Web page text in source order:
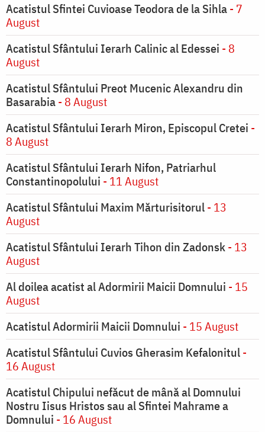
Acatistul Sfintei Cuvioase Teodora de la Sihla- 7
August
Acatistul Sfântului Ierarh Calinic al Edessei - 8
August
Acatistul Sfântului Preot Mucenic Alexandru din
Basarabia- 8 August
Acatistul Sfântului Ierarh Miron, Episcopul Cretei -
8 August
Acatistul Sfântului Ierarh Nifon, Patriarhul
Constantinopolului - 11 August
Acatistul Sfântului Maxim Mărturisitorul- 13
August
Acatistul Sfântului Ierarh Tihon din Zadonsk- 13
August
Al doilea acatist al Adormirii Maicii Domnului - 15
August
Acatistul Adormirii Maicii Domnului - 15 August
Acatistul Sfântului Cuvios Gherasim Kefalonitul-
16 August
Acatistul Chipului nefăcut de mână al Domnului
Nostru Iisus Hristos sau al Sfintei Mahrame a
Domnului - 16 August